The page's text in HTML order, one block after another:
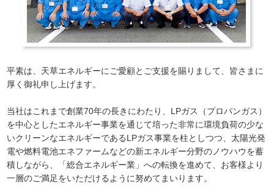
平素は、天草エネルギーにご愛顧とご支援を賜りまして、皆さまに
厚く御礼申し上げます。
当社はこれまで創業70年の長きにわたり、LPガス（プロパンガス）
を中心としたエネルギー事業を通じて培った非常に環境負荷の少な
いクリーンなエネルギーであるLPガス事業を柱としつつ、太陽光発
電や燃料電池エネファームなどの新エネルギー分野のノウハウを蓄
積しながら、「総合エネルギー業」への転換を進めて、お客様より
一層のご満足をいただけるように努めてまいります。